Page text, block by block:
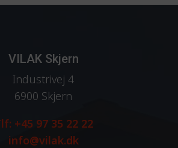
VILAK Skjern
Industrivej 4
6900 Skjern
+45 97 35 22 22
info@vilak.dk